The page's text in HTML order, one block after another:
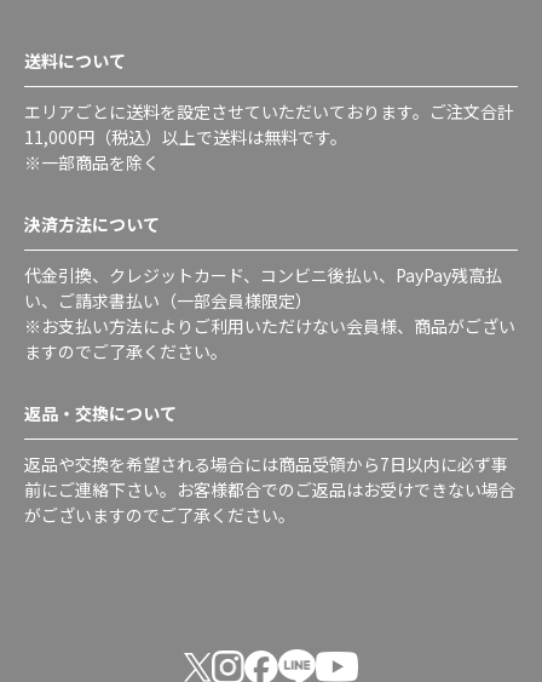
送料について
エリアごとに送料を設定させていただいております。ご注文合計
11,000円（税込）以上で送料は無料です。
※一部商品を除く
決済方法について
代金引換、クレジットカード、コンビニ後払い、PayPay残高払
い、ご請求書払い（一部会員様限定）
※お支払い方法によりご利用いただけない会員様、商品がござい
ますのでご了承ください。
返品・交換について
返品や交換を希望される場合には商品受領から7日以内に必ず事
前にご連絡下さい。お客様都合でのご返品はお受けできない場合
がございますのでご了承ください。